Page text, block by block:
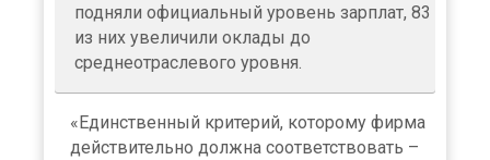
подняли официальный уровень зарплат, 83
из них увеличили оклады до
среднеотраслевого уровня.
«Единственный критерий, которому фирма
действительно должна соответствовать –